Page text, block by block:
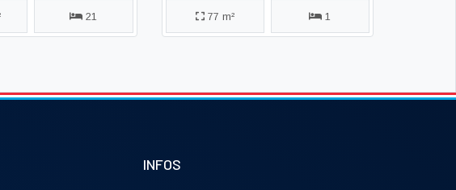
21 77 m² 1
INFOS